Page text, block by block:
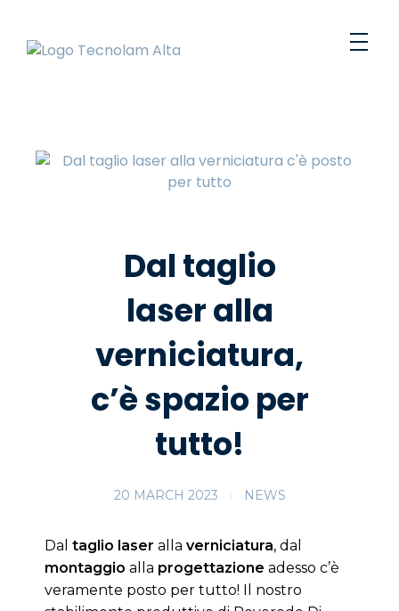
Dal taglio
laser alla
verniciatura,
c’è spazio per
tutto!
20 MARCH 2023 NEWS
Dal taglio laser alla verniciatura, dal
montaggio alla progettazione adesso c’è
veramente posto per tutto! Il nostro